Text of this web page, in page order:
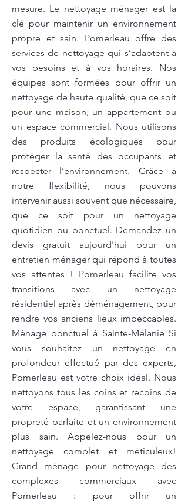
mesure. Le nettoyage ménager est la
clé pour maintenir un environnement
propre et sain. Pomerleau offre des
services de nettoyage qui s’adaptent à
vos besoins et à vos horaires. Nos
équipes sont formées pour offrir un
nettoyage de haute qualité, que ce soit
pour une maison, un appartement ou
un espace commercial. Nous utilisons
des produits écologiques pour
protéger la santé des occupants et
respecter l’environnement. Grâce à
notre flexibilité, nous pouvons
intervenir aussi souvent que nécessaire,
que ce soit pour un nettoyage
quotidien ou ponctuel. Demandez un
devis gratuit aujourd'hui pour un
entretien ménager qui répond à toutes
vos attentes ! Pomerleau facilite vos
transitions avec un nettoyage
résidentiel après déménagement, pour
rendre vos anciens lieux impeccables.
Ménage ponctuel à Sainte-Mélanie Si
vous souhaitez un nettoyage en
profondeur effectué par des experts,
Pomerleau est votre choix idéal. Nous
nettoyons tous les coins et recoins de
votre espace, garantissant une
propreté parfaite et un environnement
plus sain. Appelez-nous pour un
nettoyage complet et méticuleux!
Grand ménage pour nettoyage des
complexes commerciaux avec
Pomerleau : pour offrir un